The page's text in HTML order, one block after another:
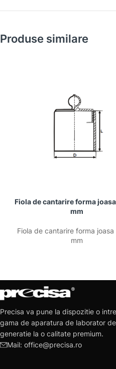
Produse similare
Fiola de cantarire forma
mm
Fiola de cantarire forma
mm
Precisa va pune la dispozitie o
gama de aparatura de laborator
generatie la o calitate premium.
Mail: office@precisa.ro